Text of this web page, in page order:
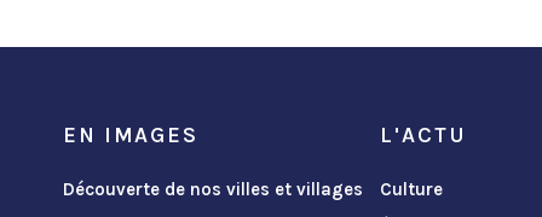
EN IMAGES
Découverte de nos villes et villages
L'ACTU
Culture